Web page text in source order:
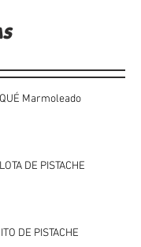
Marmoleado
DE PISTACHE
DE PISTACHE